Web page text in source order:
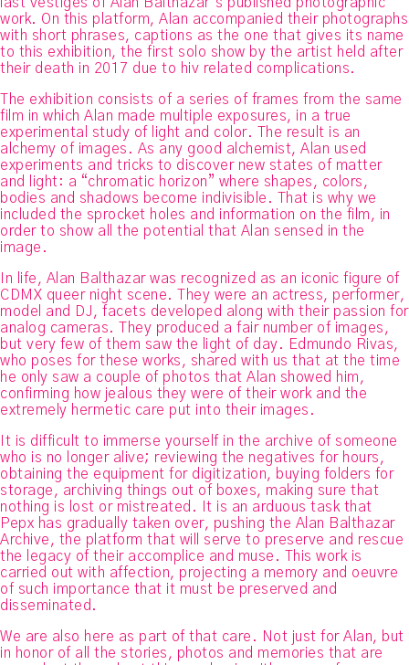
work. On this platform, Alan accompanied their photographs
with short phrases, captions as the one that gives its name
to this exhibition, the first solo show by the artist held after
their death in 2017 due to hiv related complications.
The exhibition consists of a series of frames from the same
film in which Alan made multiple exposures, in a true
experimental study of light and color. The result is an
alchemy of images. As any good alchemist, Alan used
experiments and tricks to discover new states of matter
and light: a “chromatic horizon” where shapes, colors,
bodies and shadows become indivisible. That is why we
included the sprocket holes and information on the film, in
order to show all the potential that Alan sensed in the
image.
In life, Alan Balthazar was recognized as an iconic figure of
CDMX queer night scene. They were an actress, performer,
model and DJ, facets developed along with their passion for
analog cameras. They produced a fair number of images,
but very few of them saw the light of day. Edmundo Rivas,
who poses for these works, shared with us that at the time
he only saw a couple of photos that Alan showed him,
confirming how jealous they were of their work and the
extremely hermetic care put into their images.
It is difficult to immerse yourself in the archive of someone
who is no longer alive; reviewing the negatives for hours,
obtaining the equipment for digitization, buying folders for
storage, archiving things out of boxes, making sure that
nothing is lost or mistreated. It is an arduous task that
Pepx has gradually taken over, pushing the Alan Balthazar
Archive, the platform that will serve to preserve and rescue
the legacy of their accomplice and muse. This work is
carried out with affection, projecting a memory and oeuvre
of such importance that it must be preserved and
disseminated.
We are also here as part of that care. Not just for Alan, but
in honor of all the stories, photos and memories that are